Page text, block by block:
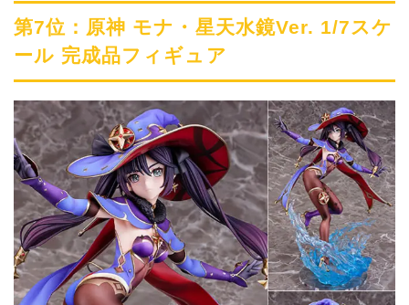
第7位：原神 モナ・星天水鏡Ver. 1/7スケ
ール 完成品フィギュア